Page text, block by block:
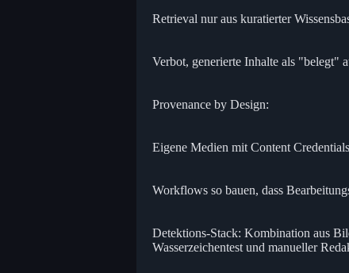
Retrieval nur aus kuratierter
Verbot, generierte Inhalte als "belegt"
Provenance by Design:
Eigene Medien mit Content
Workflows so bauen, dass
Detektions-Stack: Kombination aus
Wasserzeichentest und manueller